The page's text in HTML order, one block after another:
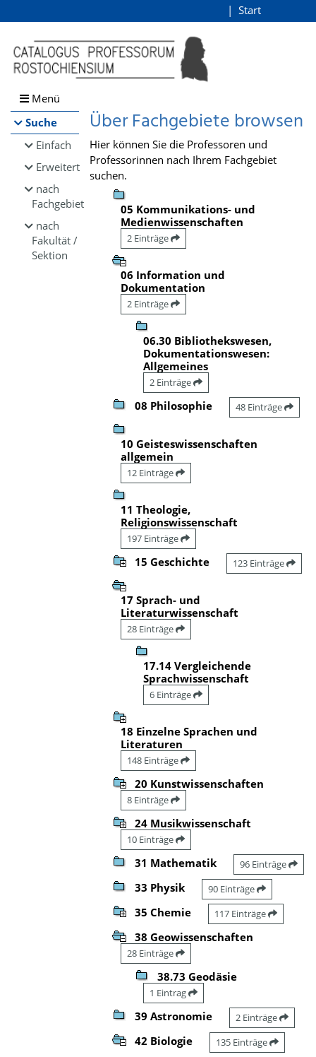
Browsen
direkt zum Inhalt
Start
Menü
Suche
Einfach
Erweitert
nach
Fachgebiet
nach
Fakultät /
Sektion
Über Fachgebiete browsen
Hier können Sie die Professoren und
Professorinnen nach Ihrem Fachgebiet
suchen.
05 Kommunikations- und
Medienwissenschaften
2 Einträge
06 Information und
Dokumentation
2 Einträge
06.30 Bibliothekswesen,
Dokumentationswesen:
Allgemeines
2 Einträge
08 Philosophie 48 Einträge
10 Geisteswissenschaften
allgemein
12 Einträge
11 Theologie,
Religionswissenschaft
197 Einträge
15 Geschichte 123 Einträge
17 Sprach- und
Literaturwissenschaft
28 Einträge
17.14 Vergleichende
Sprachwissenschaft
6 Einträge
18 Einzelne Sprachen und
Literaturen
148 Einträge
20 Kunstwissenschaften
8 Einträge
24 Musikwissenschaft
10 Einträge
31 Mathematik 96 Einträge
33 Physik 90 Einträge
35 Chemie 117 Einträge
38 Geowissenschaften
28 Einträge
38.73 Geodäsie
1 Eintrag
39 Astronomie 2 Einträge
42 Biologie 135 Einträge